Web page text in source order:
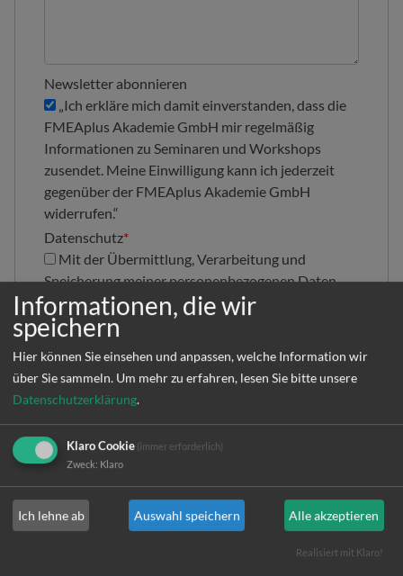
Newsletter abonnieren
FMEAplus Akademie GmbH mir regelmäßig
Informationen zu Seminaren und Workshops
zusendet. Meine Einwilligung kann ich jederzeit
gegenüber der FMEAplus Akademie GmbH
widerrufen.“
Datenschutz*
Speicherung meiner personenbezogenen Daten
gem.Datenschutzerklärungbin ich einverstanden."
Standorte
Böblingen - Deutschland
Informationen, die wir
speichern
Hier können Sie einsehen und anpassen, welche Information wir
über Sie sammeln. Um mehr zu erfahren, lesen Sie bitte unsere
Datenschutzerklärung.
Klaro Cookie (immer erforderlich)
Zweck: Klaro
Ich lehne ab Auswahl speichern Alle akzeptieren
Realisiert mit Klaro!